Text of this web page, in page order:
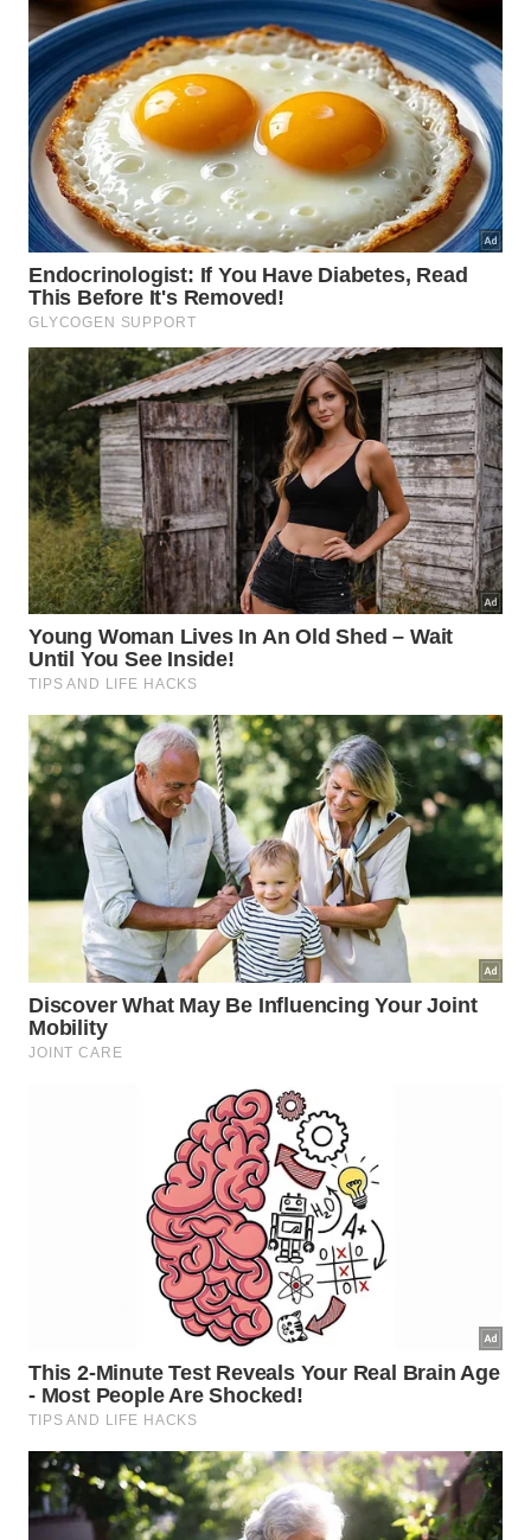
hotéis analisem o comportamento dos hóspedes de
forma mais assertiva, otimizando o marketing e as
promoções internas.
Com a eliminação do papel, o setor turístico
brasileiro alinha-se a práticas globais de
sustentabilidade e eficiência tecnológica, garantindo
que a primeira interação do hóspede com o hotel
seja mais fluida e segura.